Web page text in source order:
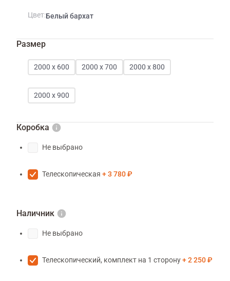
Цвет Белый бархат
Размер
2000 х 600 2000 х 700 2000 х 800
2000 х 900
Коробка
Не выбрано
Телескопическая 3 780 ₽
Наличник
Не выбрано
Телескопический, комплект на 1 сторону 2 250 ₽